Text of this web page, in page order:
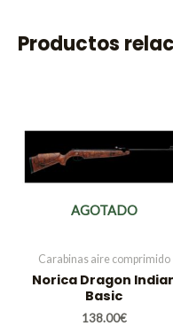
Productos
AGOTADO
Carabinas aire comprimido
Norica Dragon
Basic
138.00€